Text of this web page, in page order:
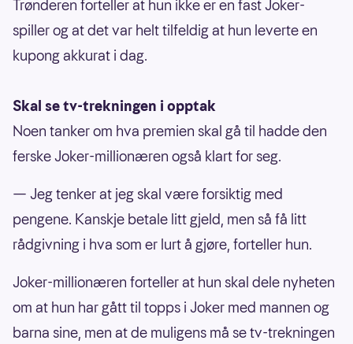
Trønderen forteller at hun ikke er en fast Joker-
spiller og at det var helt tilfeldig at hun leverte en
kupong akkurat i dag.
Skal se tv-trekningen i opptak
Noen tanker om hva premien skal gå til hadde den
ferske Joker-millionæren også klart for seg.
— Jeg tenker at jeg skal være forsiktig med
pengene. Kanskje betale litt gjeld, men så få litt
rådgivning i hva som er lurt å gjøre, forteller hun.
Joker-millionæren forteller at hun skal dele nyheten
om at hun har gått til topps i Joker med mannen og
barna sine, men at de muligens må se tv-trekningen